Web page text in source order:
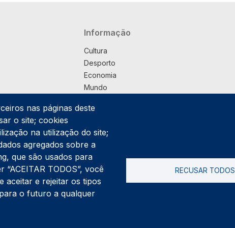
Navegação principal
Informação
Cultura
Desporto
Economia
Mundo
País
Praça
Pub
Saúde
Sociedade
Rodapé
nas páginas deste
o site; cookies
na utilização do site;
agregados sobre a
que são usados para
TODOS”, você
aceitar e rejeitar os tipos
o futuro a qualquer
RECUSAR TODOS